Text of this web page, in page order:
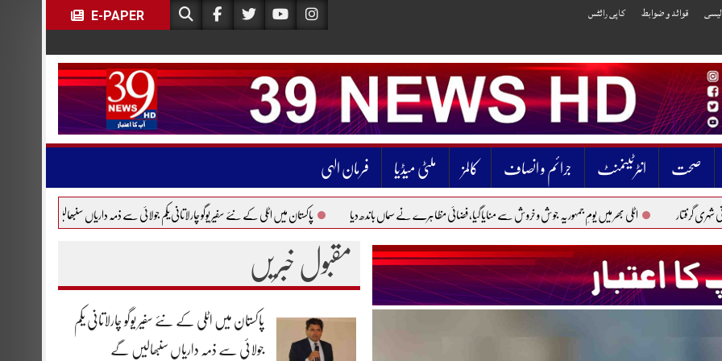
E-PAPER قوائد و ضوابط
کاپی رائٹس
صحت انٹرٹینمنٹ جرائم و انصاف کالمز ملٹی میڈیا فرمان الہی
اٹلی بھر میں یومِ جمہوریہ جوش و خروش سے منایا گیا، فضائی مظاہرے نے سماں باندھ دیا پاکستان میں اٹلی کے نئے سفیر یوگو چارلاتانی یکم جولائی سے ذمہ داریاں سنبھالیں گے یورپی فضائی
مقبول خبریں
پاکستان میں اٹلی کے نئے سفیر یوگو چارلاتانی یکم
جولائی سے ذمہ داریاں سنبھالیں گے